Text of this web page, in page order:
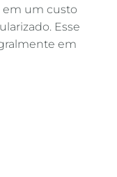
em um custo
Esse
em